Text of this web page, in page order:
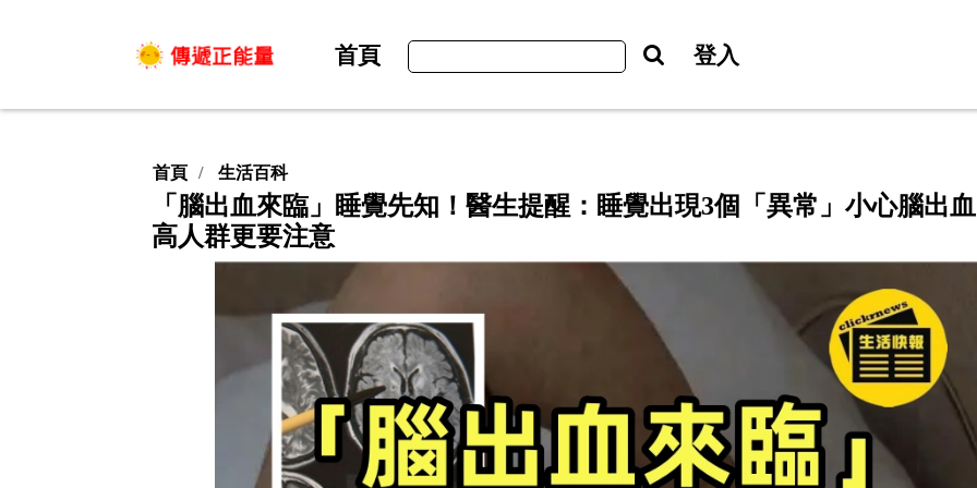
首頁 登入
首頁 生活百科
「腦出血來臨」睡覺先知！醫生提醒：睡覺出現3個「異常」小心腦出
高人群更要注意